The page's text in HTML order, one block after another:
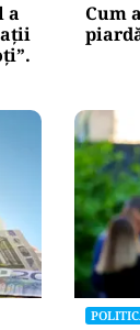
a
Cum